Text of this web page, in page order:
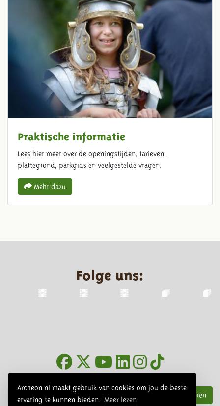
Archeon.nl maakt gebruik van cookies om jou de beste
ervaring te kunnen bieden.
Meer lezen
Praktische informatie
Lees hier meer over de openingstijden, tarieven,
plattegrond, parkgids en veelgestelde vragen.
Mehr dazu
Folge uns:
Abonnieren